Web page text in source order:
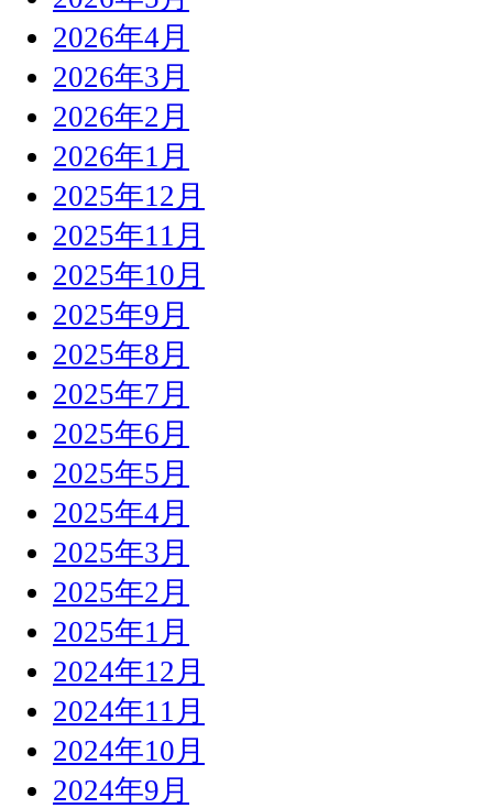
2026年4月
2026年3月
2026年2月
2026年1月
2025年12月
2025年11月
2025年10月
2025年9月
2025年8月
2025年7月
2025年6月
2025年5月
2025年4月
2025年3月
2025年2月
2025年1月
2024年12月
2024年11月
2024年10月
2024年9月